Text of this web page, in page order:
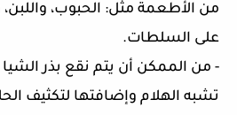
من الأطعمة مثل: الحبوب،
على السلطات.
- من الممكن أن يتم نقع بذر الشيا
تشبه الهلام وإضافتها لتكثيف